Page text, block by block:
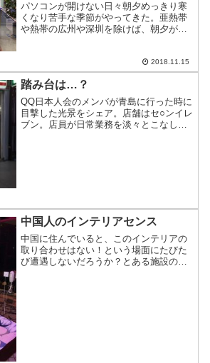
パソコンが開けない日々朝夕めっきり寒
くなり苦手な季節がやってきた。亜熱帯
や熱帯の広州や深圳を除けば、朝夕が苦
の時期になると風邪やインフルエンザに
かかることが多い。ここ数...
2018.11.15
踏み台は…？
QQ日本人会のメンバが青島に行った時に
目撃した光景をシェア。店舗はセ○ンイレ
ブン。店員が日常業務を淡々とこなして
中国人のインテリアセンス
中国に住んでいると、このインテリアの
取り合わせはない！という場面にたびた
び遭遇しないだろうか？とある施設のベ